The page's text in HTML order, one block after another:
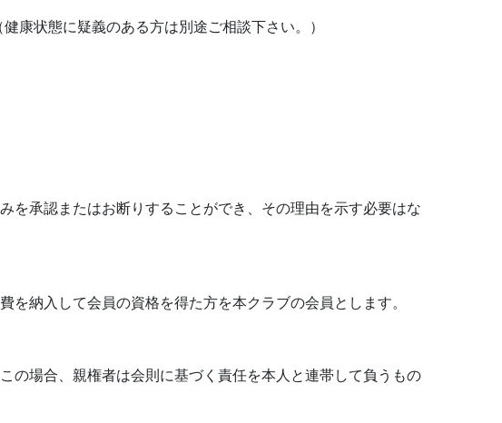
康状態に疑義のある方は別途ご相談下さい。）
承認またはお断りすることができ、その理由を示す必要はな
納入して会員の資格を得た方を本クラブの会員とします。
の場合、親権者は会則に基づく責任を本人と連帯して負うもの